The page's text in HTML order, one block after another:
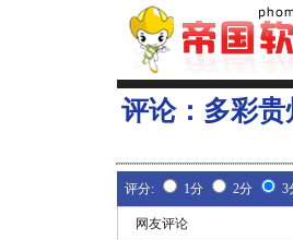
评论： 多彩贵
评分: 1分 2分 3
网友评论